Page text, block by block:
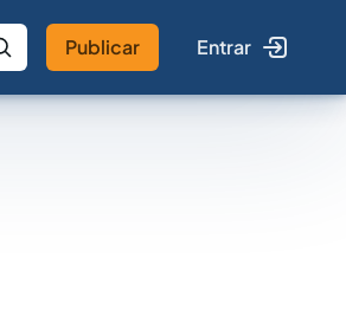
Publicar Entrar